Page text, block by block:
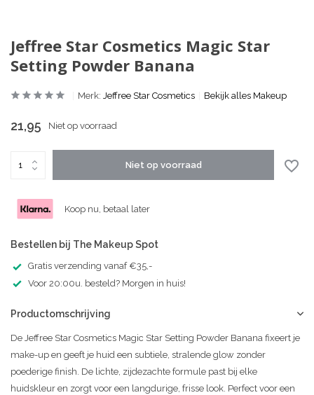
Jeffree Star Cosmetics Magic Star
Setting Powder Banana
Merk: Jeffree Star Cosmetics Bekijk alles Makeup
21,95 Niet op voorraad
Niet op voorraad
Koop nu, betaal later
Bestellen bij The Makeup Spot
Gratis verzending vanaf €35,-
Voor 20:00u. besteld? Morgen in huis!
Productomschrijving
De Jeffree Star Cosmetics Magic Star Setting Powder Banana fixeert je
make-up en geeft je huid een subtiele, stralende glow zonder
poederige finish. De lichte, zijdezachte formule past bij elke
huidskleur en zorgt voor een langdurige, frisse look. Perfect voor een